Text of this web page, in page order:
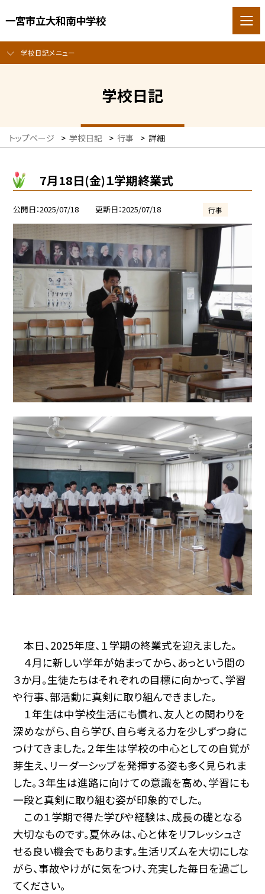
一宮市立大和南中学校
学校日記メニュー
学校日記
トップページ > 学校日記 > 行事 > 詳細
7月18日(金)１学期終業式
公開日 2025/07/18 更新日 2025/07/18 行事
本日、2025年度、１学期の終業式を迎えました。
４月に新しい学年が始まってから、あっという間の
３か月。生徒たちはそれぞれの目標に向かって、学習
や行事、部活動に真剣に取り組んできました。
１年生は中学校生活にも慣れ、友人との関わりを
深めながら、自ら学び、自ら考える力を少しずつ身に
つけてきました。２年生は学校の中心としての自覚が
芽生え、リーダーシップを発揮する姿も多く見られま
した。３年生は進路に向けての意識を高め、学習にも
一段と真剣に取り組む姿が印象的でした。
この１学期で得た学びや経験は、成長の礎となる
大切なものです。夏休みは、心と体をリフレッシュさ
せる良い機会でもあります。生活リズムを大切にしな
がら、事故やけがに気をつけ、充実した毎日を過ごし
てください。